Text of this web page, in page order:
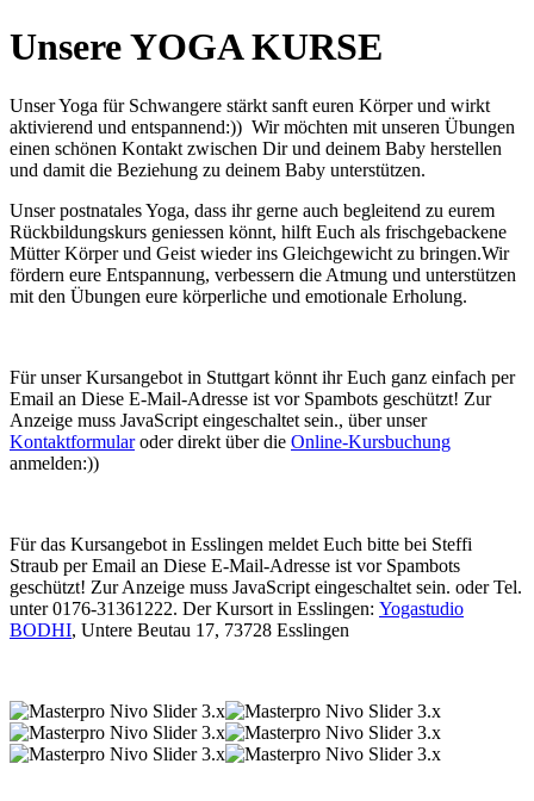
Unsere YOGA KURSE
Unser Yoga für Schwangere stärkt sanft euren Körper und wirkt
aktivierend und entspannend:)) Wir möchten mit unseren Übungen
einen schönen Kontakt zwischen Dir und deinem Baby herstellen
und damit die Beziehung zu deinem Baby unterstützen.
Unser postnatales Yoga, dass ihr gerne auch begleitend zu eurem
Rückbildungskurs geniessen könnt, hilft Euch als frischgebackene
Mütter Körper und Geist wieder ins Gleichgewicht zu bringen.Wir
fördern eure Entspannung, verbessern die Atmung und unterstützen
mit den Übungen eure körperliche und emotionale Erholung.
Für unser Kursangebot in Stuttgart könnt ihr Euch ganz einfach per
Email an Diese E-Mail-Adresse ist vor Spambots geschützt! Zur
Anzeige muss JavaScript eingeschaltet sein., über unser
Kontaktformularoder direkt über die Online-Kursbuchung
anmelden:))
Für das Kursangebot in Esslingen meldet Euch bitte bei Steffi
Straub per Email an Diese E-Mail-Adresse ist vor Spambots
geschützt! Zur Anzeige muss JavaScript eingeschaltet sein. oder Tel.
unter 0176-31361222. Der Kursort in Esslingen: Yogastudio
BODHI, Untere Beutau 17, 73728 Esslingen